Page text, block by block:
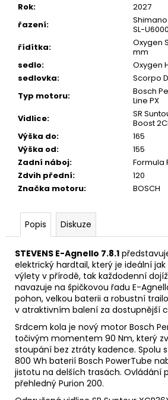
Rok:
2027
řazení:
Shimano
SL-
řídítka:
Oxygen
mm
sedlo:
Oxygen
sedlovka:
Scorpo
Typ motoru:
Bosch
Line PX
Vidlice:
SR
Boost
Výška do:
165
Výška od:
155
Zadní náboj:
Formula
Zdvih přední:
120
Značka motoru: BOSCH
Popis Diskuze
STEVENS E-Agnello 7.8.1
elektrický hardtail, který je ideální
výlety v přírodě, tak každodenní
navazuje na špičkovou řadu E-
pohon, velkou baterii a robustní
v atraktivním balení za dostupnější
Srdcem kola je nový motor Bosch
točivým momentem 90 Nm, který
stoupání bez ztráty kadence. Spolu
800 Wh baterií Bosch PowerTube
jistotu na delších trasách. Ovládání
přehledný Purion 200.